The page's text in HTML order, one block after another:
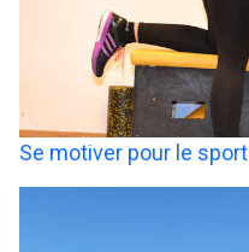
Se motiver pour le sport